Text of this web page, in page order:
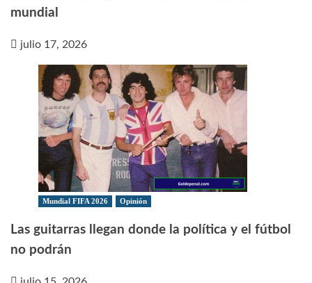
mundial
julio 17, 2026
Mundial FIFA 2026 Opinión
Las guitarras llegan donde la política y el fútbol
no podrán